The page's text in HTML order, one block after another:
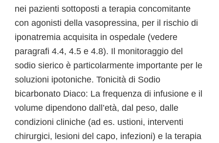
nei pazienti sottoposti a terapia concomitante
con agonisti della vasopressina, per il rischio di
iponatremia acquisita in ospedale (vedere
paragrafi 4.4, 4.5 e 4.8). Il monitoraggio del
sodio sierico è particolarmente importante per le
soluzioni ipotoniche. Tonicità di Sodio
bicarbonato Diaco: La frequenza di infusione e il
volume dipendono dall’età, dal peso, dalle
condizioni cliniche (ad es. ustioni, interventi
chirurgici, lesioni del capo, infezioni) e la terapia